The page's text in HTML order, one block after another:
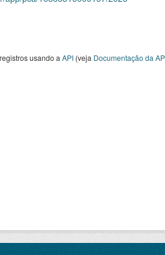
usando a API(veja Documentação da